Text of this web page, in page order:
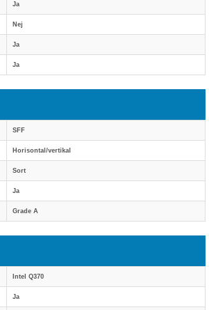
Ja
Nej
Ja
Ja
SFF
Horisontal/vertikal
Sort
Ja
Grade A
Intel Q370
Ja